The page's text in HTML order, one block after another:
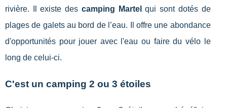
rivière. Il existe des camping Martel qui sont dotés de
plages de galets au bord de l’eau. Il offre une abondance
d'opportunités pour jouer avec l'eau ou faire du vélo le
long de celui-ci.
C'est un camping 2 ou 3 étoiles